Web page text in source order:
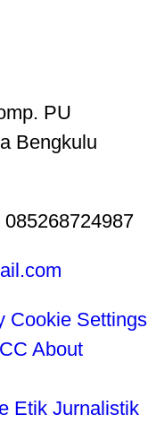
PU
Bengkulu
Cookie Settings
About
Etik Jurnalistik